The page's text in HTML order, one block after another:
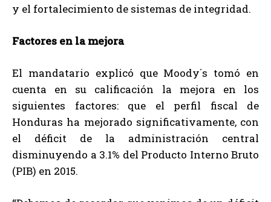
y el fortalecimiento de sistemas de integridad.
Factores en la mejora
El mandatario explicó que Moody´s tomó en
cuenta en su calificación la mejora en los
siguientes factores: que el perfil fiscal de
Honduras ha mejorado significativamente, con
el déficit de la administración central
disminuyendo a 3.1% del Producto Interno Bruto
(PIB) en 2015.